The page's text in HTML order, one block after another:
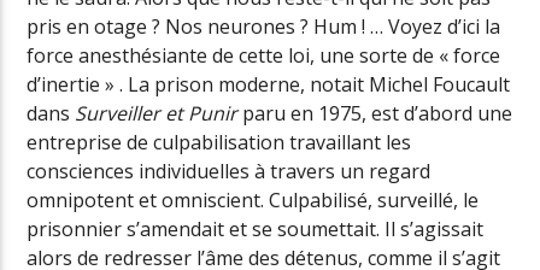
pris en otage ? Nos neurones ? Hum ! … Voyez d’ici la
force anesthésiante de cette loi, une sorte de « force
d’inertie » . La prison moderne, notait Michel Foucault
dans Surveiller et Punirparu en 1975, est d’abord une
entreprise de culpabilisation travaillant les
consciences individuelles à travers un regard
omnipotent et omniscient. Culpabilisé, surveillé, le
prisonnier s’amendait et se soumettait. Il s’agissait
alors de redresser l’âme des détenus, comme il s’agit